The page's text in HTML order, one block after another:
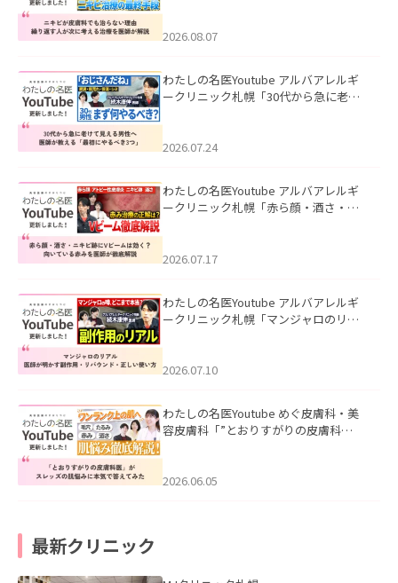
ました。
2026.08.07
わたしの名医Youtube アルバアレルギ
ークリニック札幌「30代から急に老け
た。
2026.07.24
わたしの名医Youtube アルバアレルギ
ークリニック札幌「赤ら顔・酒さ・ニ
した。
2026.07.17
わたしの名医Youtube アルバアレルギ
ークリニック札幌「マンジャロのリア
た。
2026.07.10
わたしの名医Youtube めぐ皮膚科・美
容皮膚科「”とおりすがりの皮膚科
2026.06.05
最新クリニック